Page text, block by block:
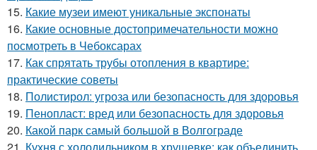
15. Какие музеи имеют уникальные экспонаты
16. Какие основные достопримечательности можно
посмотреть в Чебоксарах
17. Как спрятать трубы отопления в квартире:
практические советы
18. Полистирол: угроза или безопасность для здоровья
19. Пенопласт: вред или безопасность для здоровья
20. Какой парк самый большой в Волгограде
21. Кухня с холодильником в хрущевке: как объединить